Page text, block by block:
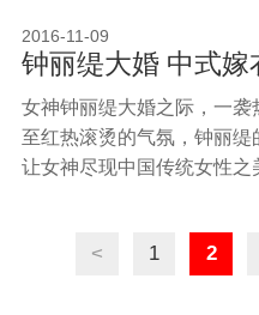
2016-11-09
钟丽缇大婚 中式嫁
女神钟丽缇大婚之际，一
至红热滚烫的气氛，钟丽缇
让女神尽现中国传统女性之
< 1 2